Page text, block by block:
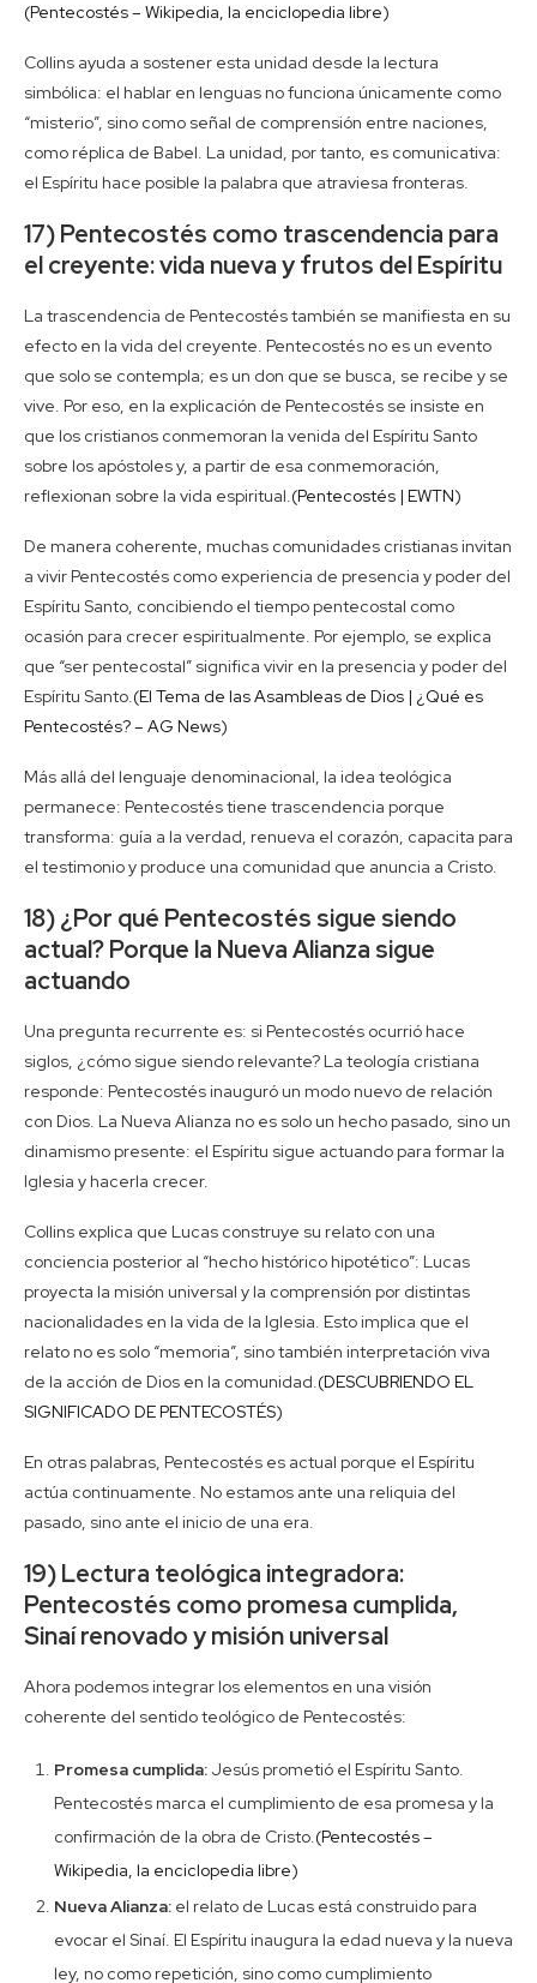
(Pentecostés – Wikipedia, la enciclopedia libre)
Collins ayuda a sostener esta unidad desde la lectura
simbólica: el hablar en lenguas no funciona únicamente como
“misterio”, sino como señal de comprensión entre naciones,
como réplica de Babel. La unidad, por tanto, es comunicativa:
el Espíritu hace posible la palabra que atraviesa fronteras.
17) Pentecostés como trascendencia para
el creyente: vida nueva y frutos del Espíritu
La trascendencia de Pentecostés también se manifiesta en su
efecto en la vida del creyente. Pentecostés no es un evento
que solo se contempla; es un don que se busca, se recibe y se
vive. Por eso, en la explicación de Pentecostés se insiste en
que los cristianos conmemoran la venida del Espíritu Santo
sobre los apóstoles y, a partir de esa conmemoración,
reflexionan sobre la vida espiritual.(Pentecostés | EWTN)
De manera coherente, muchas comunidades cristianas invitan
a vivir Pentecostés como experiencia de presencia y poder del
Espíritu Santo, concibiendo el tiempo pentecostal como
ocasión para crecer espiritualmente. Por ejemplo, se explica
que “ser pentecostal” significa vivir en la presencia y poder del
Espíritu Santo.(El Tema de las Asambleas de Dios | ¿Qué es
Pentecostés? – AG News)
Más allá del lenguaje denominacional, la idea teológica
permanece: Pentecostés tiene trascendencia porque
transforma: guía a la verdad, renueva el corazón, capacita para
el testimonio y produce una comunidad que anuncia a Cristo.
18) ¿Por qué Pentecostés sigue siendo
actual? Porque la Nueva Alianza sigue
actuando
Una pregunta recurrente es: si Pentecostés ocurrió hace
siglos, ¿cómo sigue siendo relevante? La teología cristiana
responde: Pentecostés inauguró un modo nuevo de relación
con Dios. La Nueva Alianza no es solo un hecho pasado, sino un
dinamismo presente: el Espíritu sigue actuando para formar la
Iglesia y hacerla crecer.
Collins explica que Lucas construye su relato con una
conciencia posterior al “hecho histórico hipotético”: Lucas
proyecta la misión universal y la comprensión por distintas
nacionalidades en la vida de la Iglesia. Esto implica que el
relato no es solo “memoria”, sino también interpretación viva
de la acción de Dios en la comunidad.(DESCUBRIENDO EL
SIGNIFICADO DE PENTECOSTÉS)
En otras palabras, Pentecostés es actual porque el Espíritu
actúa continuamente. No estamos ante una reliquia del
pasado, sino ante el inicio de una era.
19) Lectura teológica integradora:
Pentecostés como promesa cumplida,
Sinaí renovado y misión universal
Ahora podemos integrar los elementos en una visión
coherente del sentido teológico de Pentecostés:
Promesa cumplida: Jesús prometió el Espíritu Santo.
Pentecostés marca el cumplimiento de esa promesa y la
confirmación de la obra de Cristo.(Pentecostés –
Wikipedia, la enciclopedia libre)
Nueva Alianza: el relato de Lucas está construido para
evocar el Sinaí. El Espíritu inaugura la edad nueva y la nueva
ley, no como repetición, sino como cumplimiento